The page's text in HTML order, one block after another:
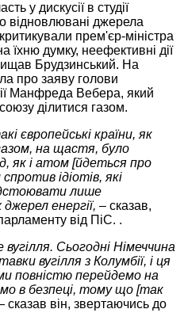
у дискусії в студії
відновлювані джерела
прем'єр-міністра
думку, неефективні дії
Брудзинський. На
про заяву голови
Манфреда Вебера, який
ділитися газом.
європейські країни, як
на щастя, було
як і атом [йдеться про
ідіотів, які
лише
енергії, – сказав,
від ПіС. .
Сьогодні Німеччина
вугілля з Колумбії, і ця
повністю перейдемо на
в безпеці, тому що [так
сказав він, звертаючись до